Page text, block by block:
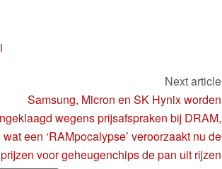
Next article
Samsung, Micron en SK Hynix worden
wegens prijsafspraken bij DRAM,
wat een ‘RAMpocalypse’ veroorzaakt nu de
prijzen voor geheugenchips de pan uit rijzen